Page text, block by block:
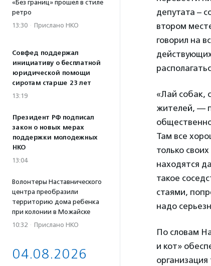
«Без границ» прошел в стиле
ретро
13:30 · Прислано НКО
Совфед поддержал
инициативу о бесплатной
юридической помощи
сиротам старше 23 лет
13:19
Президент РФ подписал
закон о новых мерах
поддержки молодежных
НКО
13:04
Волонтеры Наставнического
центра преобразили
территорию дома ребенка
при колонии в Можайске
10:32 · Прислано НКО
04.08.2026
депутата –
втором
говорил на
«Лай собак,
жителей, —
Там все
только
находятся
такое
стаями,
надо
По словам
и кот»